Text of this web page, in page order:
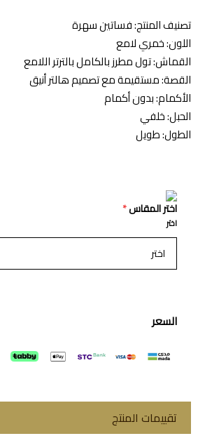
تصنيف المنتج: فساتين سهرة
اللون: خمري لامع
القماش: تول مطرز بالكامل بالترتر اللامع
القصة: مستقيمة مع تصميم هالتر أنيق
الأكمام: بدون أكمام
الحبل: خلفي
الطول: طويل
اختر المقاس*
اختر
السعر
تقييمات المنتج